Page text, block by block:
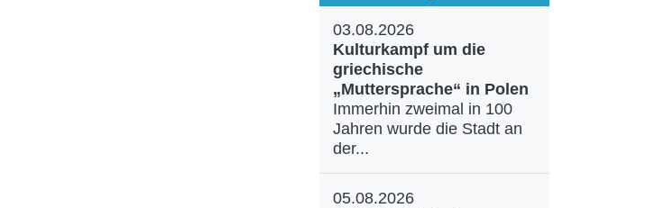
03.08.2026
Kulturkampf um die
griechische
„Muttersprache“ in Polen
Immerhin zweimal in 100
Jahren wurde die Stadt an
der...
05.08.2026